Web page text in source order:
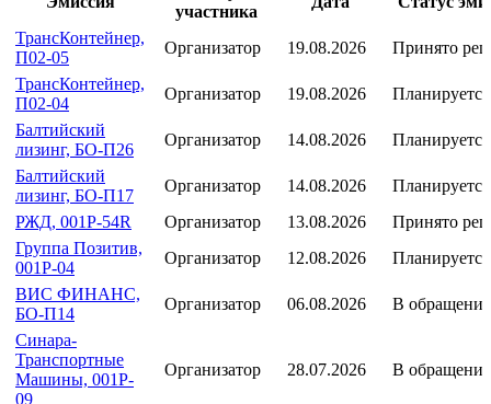
Участие в сделках
Эмиссия
участника
ТрансКонтейнер,
П02-05
ТрансКонтейнер,
П02-04
Балтийский
лизинг, БО-П26
Организатор 14.08.2026
Планируется
Балтийский
лизинг, БО-П17
Организатор 14.08.2026
Планируется
РЖД, 001Р-54R
Организатор 13.08.2026
Принято
Группа Позитив,
001P-04
ВИС ФИНАНС,
БО-П14
Организатор 06.08.2026
В